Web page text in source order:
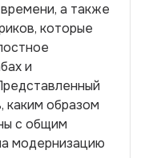
а также
которые
и
каким образом
с общим
модернизацию